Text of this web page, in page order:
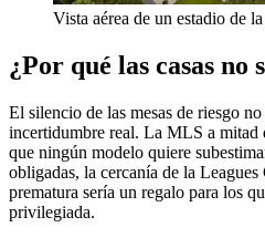
Vista aérea de un estadio de
¿Por qué las casas no
El silencio de las mesas de riesgo
incertidumbre real. La MLS a mitad
que ningún modelo quiere
obligadas, la cercanía de la
prematura sería un regalo para los
privilegiada.